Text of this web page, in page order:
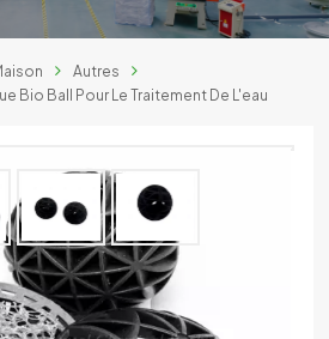
Autres
Bio Ball Pour Le Traitement De L'eau
Bio Ball Pour Le